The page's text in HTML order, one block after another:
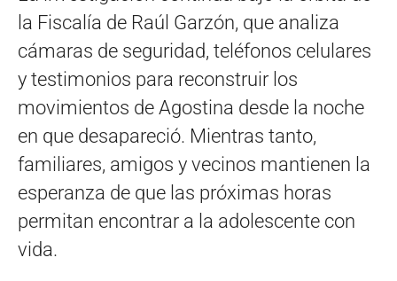
la Fiscalía de Raúl Garzón, que analiza
cámaras de seguridad, teléfonos celulares
y testimonios para reconstruir los
movimientos de Agostina desde la noche
en que desapareció. Mientras tanto,
familiares, amigos y vecinos mantienen la
esperanza de que las próximas horas
permitan encontrar a la adolescente con
vida.